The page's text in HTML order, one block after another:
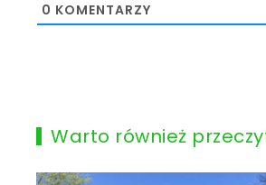
0 KOMENTARZY
Warto również